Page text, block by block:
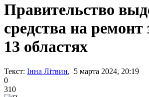
Правительство
средства на ремонт
13 областях
Текст: Інна Літвин, 5 марта 2024, 20:19
0
310